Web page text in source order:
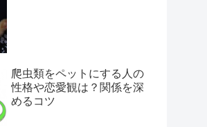
爬虫類をペットにする人の
性格や恋愛観は？関係を深
めるコツ